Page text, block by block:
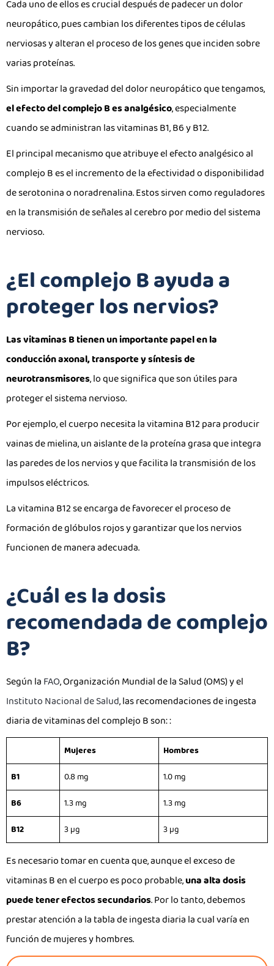
Cada uno de ellos es crucial después de padecer un dolor
neuropático, pues cambian los diferentes tipos de células
nerviosas y alteran el proceso de los genes que inciden sobre
varias proteínas.
Sin importar la gravedad del dolor neuropático que tengamos,
el efecto del complejo B es analgésico, especialmente
cuando se administran las vitaminas B1, B6 y B12.
El principal mecanismo que atribuye el efecto analgésico al
complejo B es el incremento de la efectividad o disponibilidad
de serotonina o noradrenalina. Estos sirven como reguladores
en la transmisión de señales al cerebro por medio del sistema
nervioso.
¿El complejo B ayuda a
proteger los nervios?
Las vitaminas B tienen un importante papel en la
conducción axonal, transporte y síntesis de
neurotransmisores, lo que significa que son útiles para
proteger el sistema nervioso.
Por ejemplo, el cuerpo necesita la vitamina B12 para producir
vainas de mielina, un aislante de la proteína grasa que integra
las paredes de los nervios y que facilita la transmisión de los
impulsos eléctricos.
La vitamina B12 se encarga de favorecer el proceso de
formación de glóbulos rojos y garantizar que los nervios
funcionen de manera adecuada.
¿Cuál es la dosis
recomendada de complejo
B?
Según la FAO, Organización Mundial de la Salud (OMS) y el
Instituto Nacional de Salud, las recomendaciones de ingesta
diaria de vitaminas del complejo B son: :
Mujeres
Hombres
B1
0.8 mg
1.0 mg
B6
1.3 mg
1.3 mg
B12
3 µg 3 µg
Es necesario tomar en cuenta que, aunque el exceso de
vitaminas B en el cuerpo es poco probable,una alta dosis
puede tener efectos secundarios. Por lo tanto, debemos
prestar atención a la tabla de ingesta diaria la cual varía en
función de mujeres y hombres.